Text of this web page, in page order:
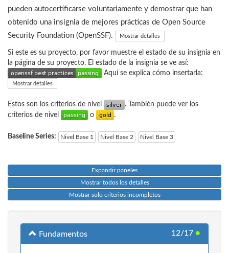
pueden autocertificarse voluntariamente y demostrar que han
obtenido una insignia de mejores prácticas de Open Source
Security Foundation (OpenSSF).
Mostrar detalles
Si este es su proyecto, por favor muestre el estado de su insignia en
la página de su proyecto. El estado de la insignia se ve así:
Aquí se explica cómo insertarla:
Mostrar detalles
Estos son los criterios de nivel
. También puede ver los
criterios de nivel
o .
Baseline Series: Nivel Base 1 Nivel Base 2 Nivel Base 3
Expandir paneles
Mostrar todos los detalles
Mostrar solo criterios incompletos
Fundamentos 12/17 ●